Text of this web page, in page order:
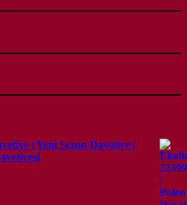
| Yeni Sezon Davetiye |